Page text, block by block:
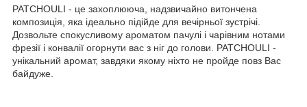
PATCHOULI - це захоплююча, надзвичайно витончена
композиція, яка ідеально підійде для вечірньої зустрічі.
Дозвольте спокусливому ароматом пачулі і чарівним нотами
фрезії і конвалії огорнути вас з ніг до голови. PATCHOULI -
унікальний аромат, завдяки якому ніхто не пройде повз Вас
байдуже.